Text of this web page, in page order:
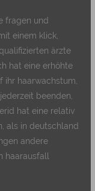
fragen und
einem klick,
ärzte
hat eine erhöhte
ihr haarwachstum,
beenden,
hat eine relativ
als in deutschland
andere
haarausfall